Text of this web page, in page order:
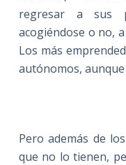
regresar a sus
acogiéndose o no,
Los más
autónomos,
Pero además de
que no lo tienen,